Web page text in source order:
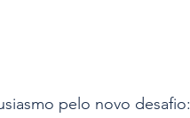
pelo novo desafio: